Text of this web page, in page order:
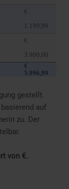
€
1.199,99
€
3.900,00
€
5.996,99
gestellt.
auf
zu. Der
von €.